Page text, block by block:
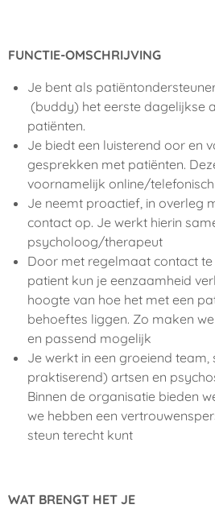
FUNCTIE-OMSCHRIJVING
Je bent als
(buddy) het eerste dagelijkse
patiënten.
Je biedt een luisterend oor en
gesprekken met patiënten.
voornamelijk online/
Je neemt proactief, in overleg
contact op. Je werkt hierin
psycholoog/therapeut
Door met regelmaat contact
patient kun je eenzaamheid
hoogte van hoe het met een
behoeftes liggen. Zo maken
en passend mogelijk
Je werkt in een groeiend
praktiserend) artsen en
Binnen de organisatie bieden
we hebben een
steun terecht kunt
WAT BRENGT HET JE